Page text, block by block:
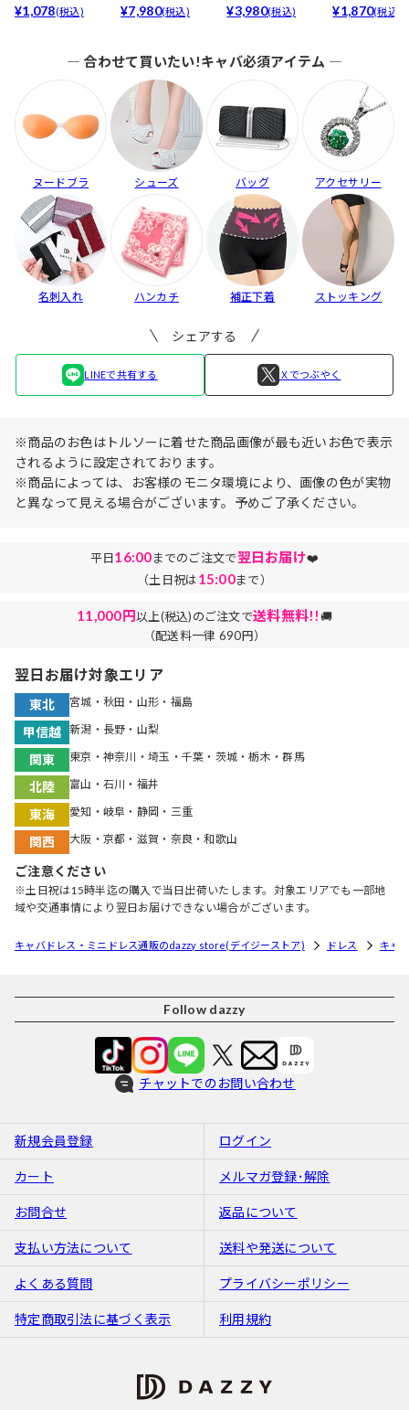
最強5倍盛りアップ
¥1,078(税込)
ア(baby)...
¥7,980(税込)
ブラセット3点
¥3,980(税込)
リュームタイ
¥1,870(税込)
― 合わせて買いたい!キャバ必須アイテム ―
ヌードブラ シューズ バッグ アクセサリー
名刺入れ ハンカチ 補正下着 ストッキング
シェアする
LINEで共有する Ｘでつぶやく
※商品のお色はトルソーに着せた商品画像が最も近いお色で表示
されるように設定されております。
※商品によっては、お客様のモニタ環境により、画像の色が実物
と異なって見える場合がございます。予めご了承ください。
平日16:00までのご注文で翌日お届け❤️
（土日祝は15:00まで）
11,000円以上(税込)のご注文で送料無料!!🚚
（配送料一律 690円）
翌日お届け対象エリア
東北 宮城・秋田・山形・福島
甲信越 新潟・長野・山梨
関東 東京・神奈川・埼玉・千葉・茨城・栃木・群馬
北陸 富山・石川・福井
東海 愛知・岐阜・静岡・三重
関西 大阪・京都・滋賀・奈良・和歌山
ご注意ください
※土日祝は15時半迄の購入で当日出荷いたします。対象エリアでも一部地
域や交通事情により翌日お届けできない場合がございます。
キャバドレス・ミニドレス通販のdazzy store(デイジーストア) ドレス キャ
Follow dazzy
チャットでのお問い合わせ
新規会員登録 ログイン
カート メルマガ登録･解除
お問合せ 返品について
支払い方法について 送料や発送について
よくある質問 プライバシーポリシー
特定商取引法に基づく表示 利用規約